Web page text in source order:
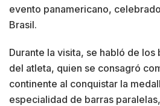
evento panamericano,
Brasil.
Durante la visita, se habló de los
del atleta, quien se consagró
continente al conquistar la
especialidad de barras